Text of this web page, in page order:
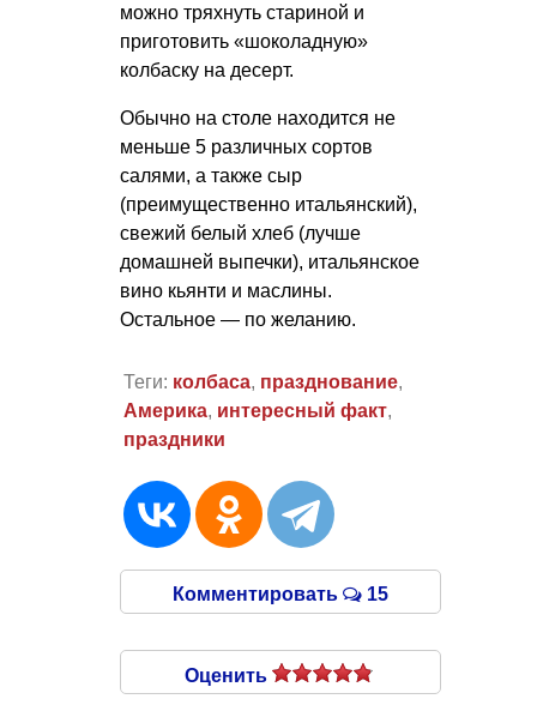
можно тряхнуть стариной и
приготовить «шоколадную»
колбаску на десерт.
Обычно на столе находится не
меньше 5 различных сортов
салями, а также сыр
(преимущественно итальянский),
свежий белый хлеб (лучше
домашней выпечки), итальянское
вино кьянти и маслины.
Остальное — по желанию.
Теги: колбаса, празднование,
Америка, интересный факт,
праздники
Комментировать 15
Оценить